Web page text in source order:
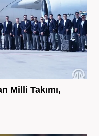
Milli Takımı,